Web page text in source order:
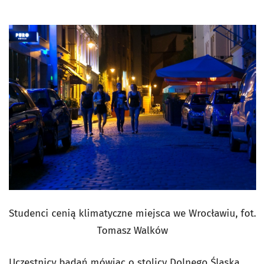
Studenci cenią klimatyczne miejsca we Wrocławiu, fot.
Tomasz Walków